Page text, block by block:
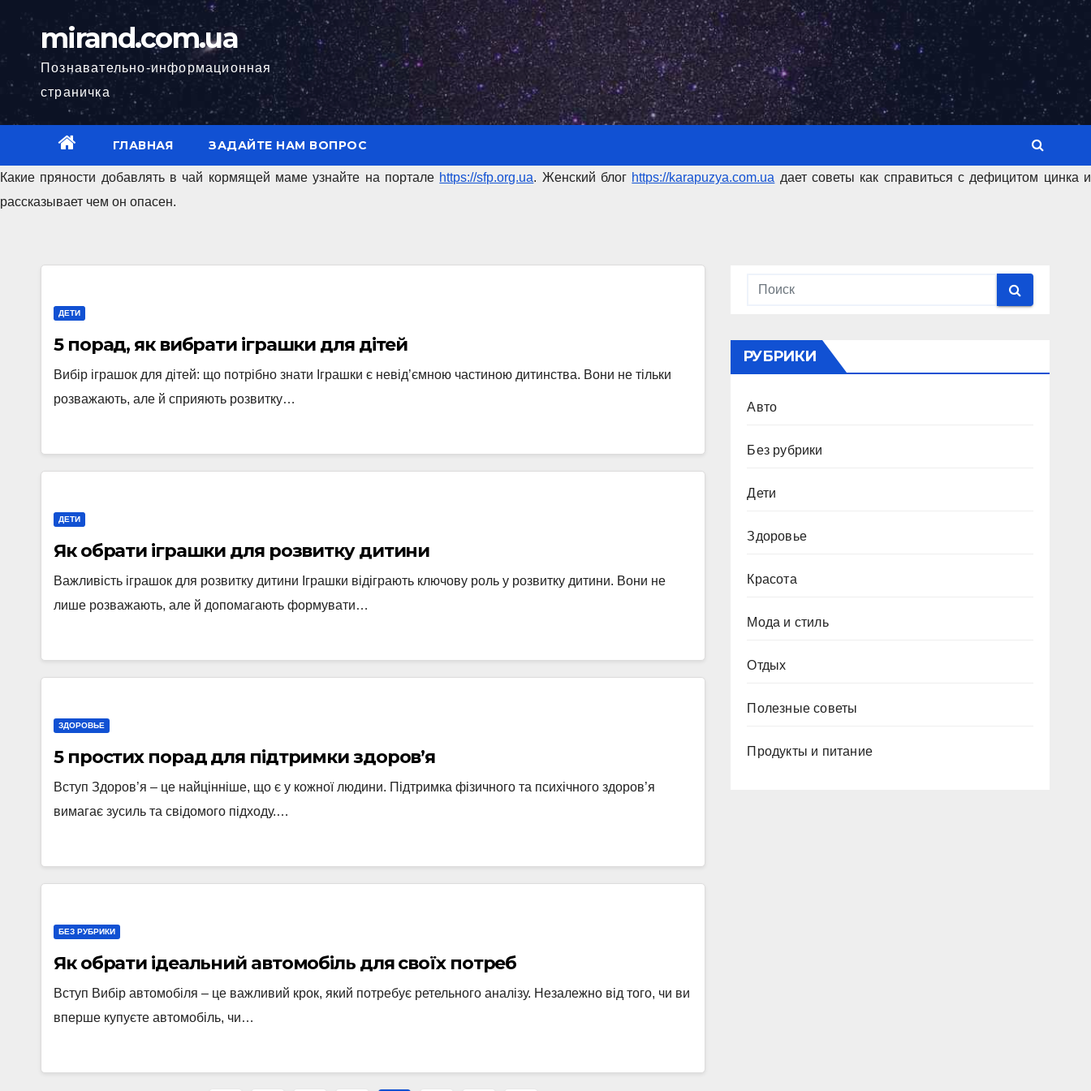
content
mirand.com.ua
Познавательно-информационная
страничка
ГЛАВНАЯ ЗАДАЙТЕ НАМ ВОПРОС
Какие пряности добавлять в чай кормящей маме узнайте на портале https://sfp.org.ua. Женский блог https://karapuzya.com.ua дает советы как справиться с дефицитом цинка и
рассказывает чем он опасен.
ДЕТИ
5 порад, як вибрати іграшки для дітей
Вибір іграшок для дітей: що потрібно знати Іграшки є невід’ємною частиною дитинства. Вони не тільки
розважають, але й сприяють розвитку…
ДЕТИ
Як обрати іграшки для розвитку дитини
Важливість іграшок для розвитку дитини Іграшки відіграють ключову роль у розвитку дитини. Вони не
лише розважають, але й допомагають формувати…
ЗДОРОВЬЕ
5 простих порад для підтримки здоров’я
Вступ Здоров’я – це найцінніше, що є у кожної людини. Підтримка фізичного та психічного здоров’я
вимагає зусиль та свідомого підходу.…
БЕЗ РУБРИКИ
Як обрати ідеальний автомобіль для своїх потреб
Вступ Вибір автомобіля – це важливий крок, який потребує ретельного аналізу. Незалежно від того, чи ви
вперше купуєте автомобіль, чи…
РУБРИКИ
Авто
Без рубрики
Дети
Здоровье
Красота
Мода и стиль
Отдых
Полезные советы
Продукты и питание